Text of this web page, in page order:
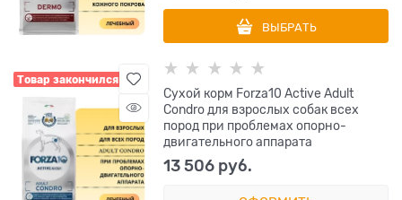
ВЫБРАТЬ
Товар закончился
Сухой корм Forza10 Active Adult
Condro для взрослых собак всех
пород при проблемах опорно-
двигательного аппарата
13 506 руб.